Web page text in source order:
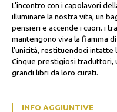
L'incontro con i capolavori
illuminare la nostra vita, un
pensieri e accende i cuori. i
mantengono viva la fiamma
l'unicità, restituendoci intatte
Cinque prestigiosi traduttori,
grandi libri da loro curati.
INFO AGGIUNTIVE